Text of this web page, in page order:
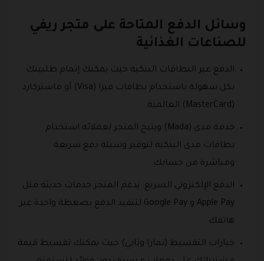
وسائل الدفع المتاحة على متجر ريفي
للصناعات الغذائية
الدفع عبر البطاقات البنكية حيث يمكنك إتمام طلبيتك
بكل سهولة باستخدام بطاقات فيزا (Visa) أو ماستركارد
(MasterCard) العالمية.
خدمة مدى (Mada) ويتيح المتجر لعملائه استخدام
بطاقات مدى البنكية لتوفير وسيلة دفع سريعة
ومباشرة من حسابك.
الدفع الإلكتروني السريع: يدعم المتجر خدمات حديثة مثل
Apple Pay و Google Pay لتنفيذ الدفع بضغطة واحدة عبر
هاتفك.
خيارات التقسيط (تمارا وتابي) حيث يمكنك تقسيط قيمة